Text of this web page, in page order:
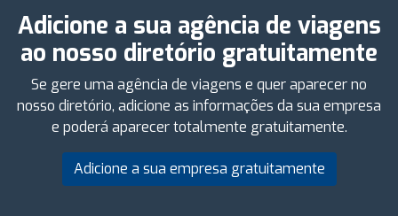
Adicione a sua agência de viagens
ao nosso diretório gratuitamente
Se gere uma agência de viagens e quer aparecer no
nosso diretório, adicione as informações da sua empresa
e poderá aparecer totalmente gratuitamente.
Adicione a sua empresa gratuitamente